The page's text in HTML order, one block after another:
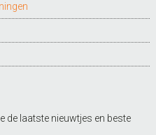
de laatste nieuwtjes en beste